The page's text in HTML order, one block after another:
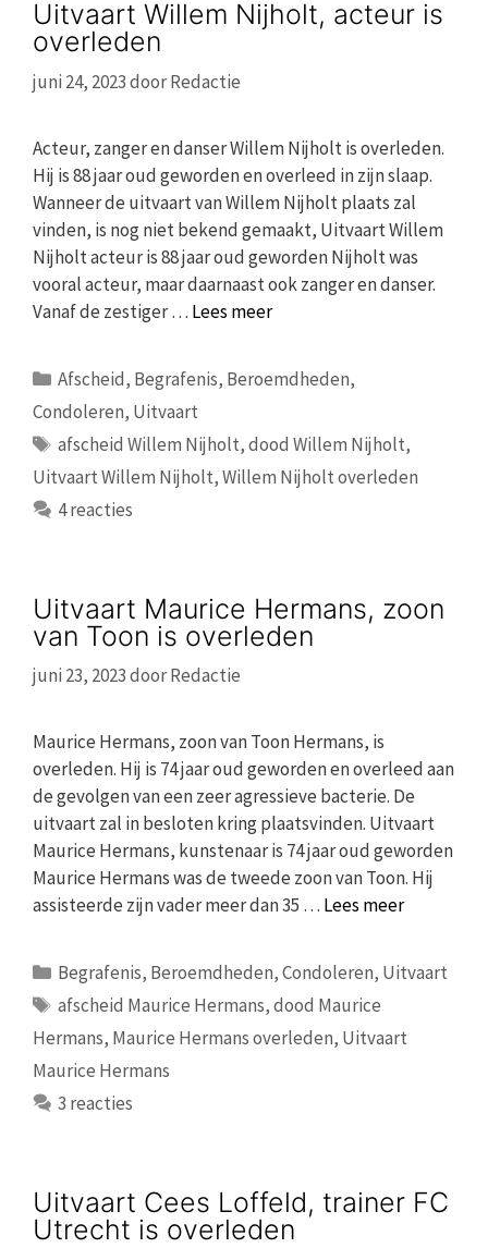
Uitvaart Willem Nijholt, acteur is
overleden
juni 24, 2023doorRedactie
Acteur, zanger en danser Willem Nijholt is overleden.
Hij is 88 jaar oud geworden en overleed in zijn slaap.
Wanneer de uitvaart van Willem Nijholt plaats zal
vinden, is nog niet bekend gemaakt, Uitvaart Willem
Nijholt acteur is 88 jaar oud geworden Nijholt was
vooral acteur, maar daarnaast ook zanger en danser.
Vanaf de zestiger … Lees meer
Categorieën
Afscheid, Begrafenis, Beroemdheden,
Condoleren, Uitvaart
Tags
afscheid Willem Nijholt,dood Willem Nijholt,
Uitvaart Willem Nijholt,Willem Nijholt overleden
4 reacties
Uitvaart Maurice Hermans, zoon
van Toon is overleden
juni 23, 2023doorRedactie
Maurice Hermans, zoon van Toon Hermans, is
overleden. Hij is 74 jaar oud geworden en overleed aan
de gevolgen van een zeer agressieve bacterie. De
uitvaart zal in besloten kring plaatsvinden. Uitvaart
Maurice Hermans, kunstenaar is 74 jaar oud geworden
Maurice Hermans was de tweede zoon van Toon. Hij
assisteerde zijn vader meer dan 35 … Lees meer
Categorieën
Begrafenis, Beroemdheden,Condoleren, Uitvaart
Tags
afscheid Maurice Hermans,dood Maurice
Hermans, Maurice Hermans overleden, Uitvaart
Maurice Hermans
3 reacties
Uitvaart Cees Loffeld, trainer FC
Utrecht is overleden